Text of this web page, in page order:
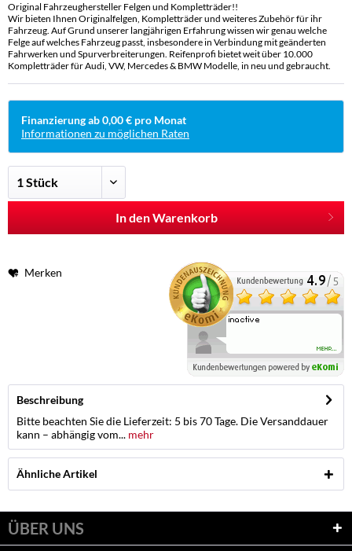
Original Fahrzeughersteller Felgen und Kompletträder!!
Wir bieten Ihnen Originalfelgen, Kompletträder und weiteres Zubehör für ihr
Fahrzeug. Auf Grund unserer langjährigen Erfahrung wissen wir genau welche
Felge auf welches Fahrzeug passt, insbesondere in Verbindung mit geänderten
Fahrwerken und Spurverbreiterungen. Reifenprofi bietet weit über 10.000
Kompletträder für Audi, VW, Mercedes & BMW Modelle, in neu und gebraucht.
Finanzierung ab 0,00 € pro Monat
Informationen zu möglichen Raten
In den Warenkorb
Merken
Beschreibung
Bitte beachten Sie die Lieferzeit: 5 bis 70 Tage. Die Versanddauer
kann – abhängig vom... mehr
Ähnliche Artikel
ÜBER UNS